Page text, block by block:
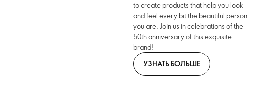
to create products that help you look
and feel every bit the beautiful person
you are. Join us in celebrations of the
50th anniversary of this exquisite
brand!
УЗНАТЬ БОЛЬШЕ